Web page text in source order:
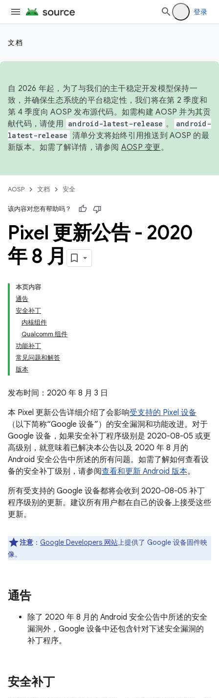
登录
文档
自 2026 年起，为了与我们的主干稳定开发模型保持一
致，并确保生态系统的平台稳定性，我们将在第 2 季度和
第 4 季度向 AOSP 发布源代码。如需构建 AOSP 并为其贡
献代码，请使用 android-latest-release 。
android-
latest-release 清单分支将始终引用推送到 AOSP 的最
新版本。如需了解详情，请参阅 AOSP 变更。
AOSP 文档 安全
该内容对您有帮助吗？
Pixel 更新公告 - 2020
年 8 月
本页内容
通告
安全补丁
内核组件
Qualcomm 组件
功能补丁
常见问题和解答
版本
发布时间：2020 年 8 月 3 日
本 Pixel 更新公告详细介绍了会影响受支持的 Pixel 设备
（以下简称“Google 设备”）的安全漏洞和功能改进。对于
Google 设备，如果安全补丁程序级别是 2020-08-05 或更
高级别，就意味着已解决本公告以及 2020 年 8 月的
Android 安全公告中所述的所有问题。如需了解如何查看设
备的安全补丁级别，请参阅查看和更新 Android 版本。
所有受支持的 Google 设备都将会收到 2020-08-05 补丁
程序级别的更新。建议所有用户都在自己的设备上接受这些
更新。
注意 ： Google Developers 网站上提供了 Google 设备固件映
像。
通告
除了 2020 年 8 月的 Android 安全公告中所述的安全
漏洞外，Google 设备中还包含针对下述安全漏洞的
补丁程序。
安全补丁